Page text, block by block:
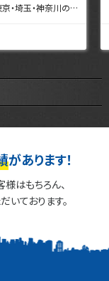
体工事なら東央建設へ】
があります！
はもちろん、
ております。